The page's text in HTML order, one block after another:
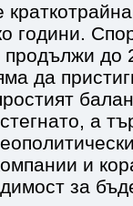
години.
до
да
а
и
за